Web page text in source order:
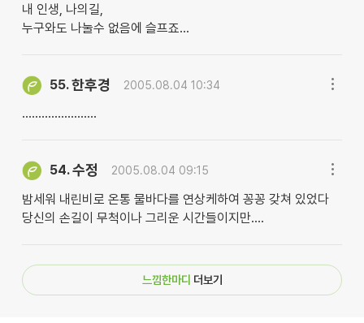
내 인생, 나의길,
누구와도 나눌수 없음에 슬프죠...
55.한후경 2005.08.04 10:34
.......................
54.수정 2005.08.04 09:15
밤세워 내린비로 온통 물바다를 연상케하여 꽁꽁 갖쳐 있었다
당신의 손길이 무척이나 그리운 시간들이지만....
느낌한마디 더보기